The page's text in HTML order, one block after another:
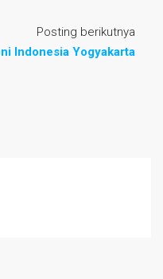
Posting berikutnya
Indonesia Yogyakarta